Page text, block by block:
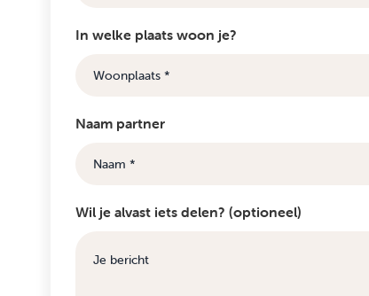
In welke plaats woon je?
Naam partner
Wil je alvast iets delen? (optioneel)